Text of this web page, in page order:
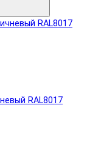
RAL8017